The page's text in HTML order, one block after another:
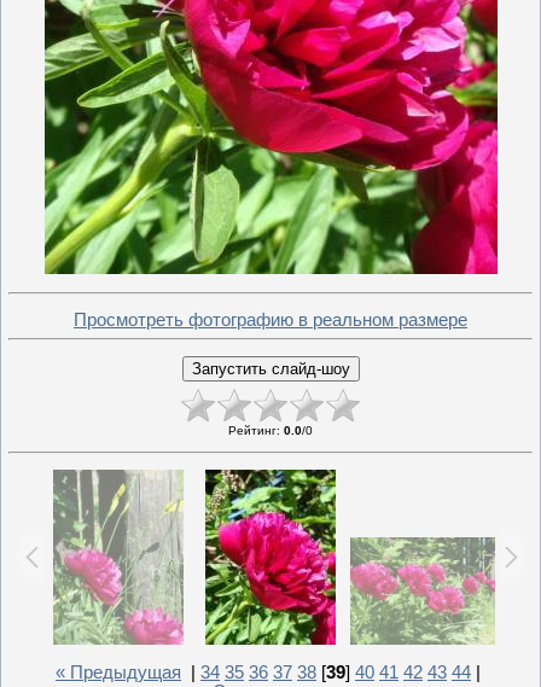
Просмотреть фотографию в реальном размере
Рейтинг: 0.0/0
« Предыдущая 34 35 36 37 38 [39] 40 41 42 43 44